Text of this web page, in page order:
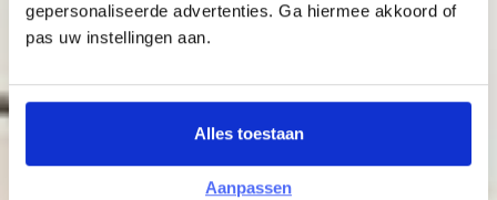
gepersonaliseerde advertenties. Ga hiermee akkoord of
pas uw instellingen aan.
Alles toestaan
Aanpassen